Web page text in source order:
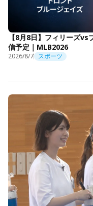
【8月8日】フィリーズ
信予定｜MLB2026
2026/8/7 スポーツ